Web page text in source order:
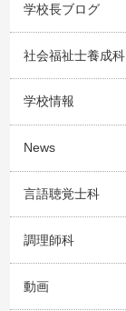
学校長ブログ
社会福祉士養成科
学校情報
News
言語聴覚士科
調理師科
動画